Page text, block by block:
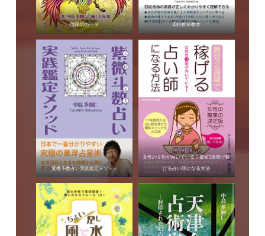
陰陽師カード 四柱推命教本
紫微斗数占い実践鑑定メソッド
女性の９割が向いている！最短2週間で稼
げる占い師になる方法